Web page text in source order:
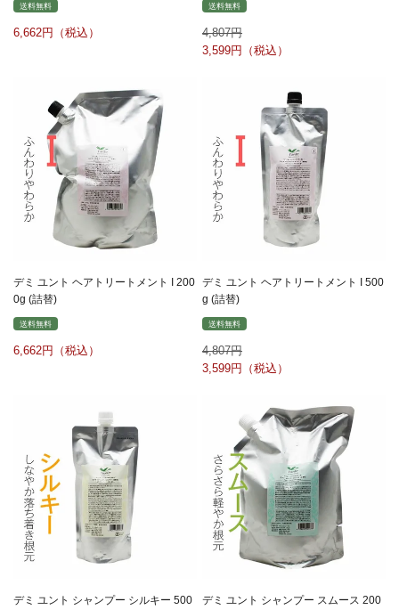
送料無料
6,662
送料無料
4,807
3,599
デミ ユント ヘアトリートメント I 200
0g (詰替)
送料無料
6,662
デミ ユント ヘアトリートメント I 500
g (詰替)
送料無料
4,807
3,599
デミ ユント シャンプー シルキー 500 デミ ユント シャンプー スムース 200